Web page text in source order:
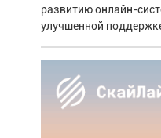
развитию онлайн-
улучшенной